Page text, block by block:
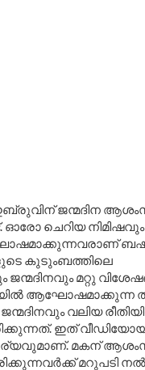
ഇബ്രുവിന് ജന്മദിന
ചെറിയ നിമിഷവും
കുടുംബത്തിലെ
മറ്റു
ആഘോഷമാക്കുന്ന
ജന്മദിനവും വലിയ
ഇത്
മകന്
മറുപടി